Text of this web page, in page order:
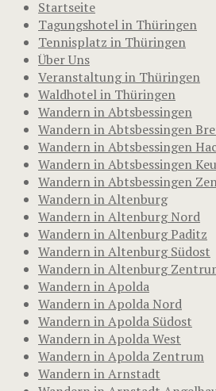
Startseite
Tagungshotel in Thüringen
Tennisplatz in Thüringen
Über Uns
Veranstaltung in Thüringen
Waldhotel in Thüringen
Wandern in Abtsbessingen
Wandern in Abtsbessingen
Wandern in Abtsbessingen
Wandern in Abtsbessingen
Wandern in Abtsbessingen
Wandern in Altenburg
Wandern in Altenburg Nord
Wandern in Altenburg Paditz
Wandern in Altenburg Südost
Wandern in Altenburg
Wandern in Apolda
Wandern in Apolda Nord
Wandern in Apolda Südost
Wandern in Apolda West
Wandern in Apolda Zentrum
Wandern in Arnstadt